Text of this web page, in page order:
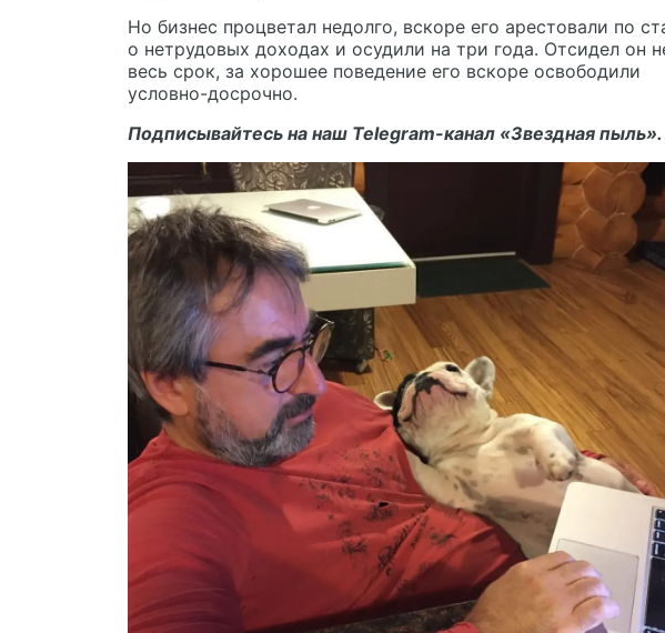
Но бизнес процветал недолго, вскоре его арестовали по
о нетрудовых доходах и осудили на три года. Отсидел он
весь срок, за хорошее поведение его вскоре освободили
условно-досрочно.
Подписывайтесь на наш Telegram-канал «Звездная пыль».